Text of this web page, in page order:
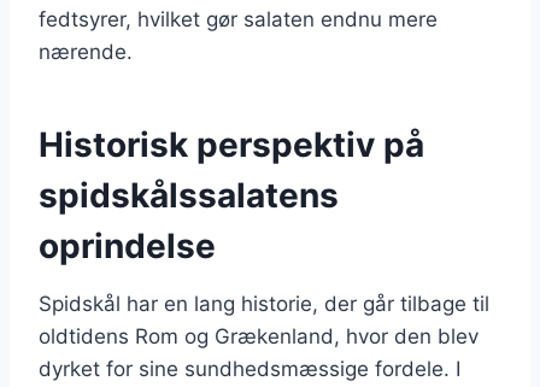
fedtsyrer, hvilket gør salaten endnu mere
nærende.
Historisk perspektiv på
spidskålssalatens
oprindelse
Spidskål har en lang historie, der går tilbage til
oldtidens Rom og Grækenland, hvor den blev
dyrket for sine sundhedsmæssige fordele. I